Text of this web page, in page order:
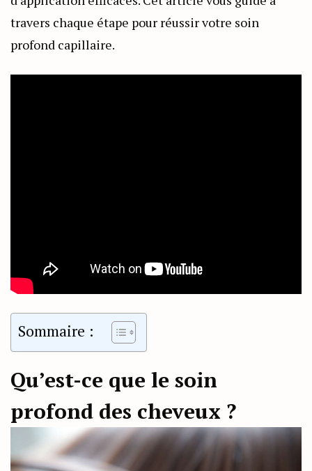
travers chaque étape pour réussir votre soin
profond capillaire.
Sommaire :
Qu’est-ce que le soin
profond des cheveux ?